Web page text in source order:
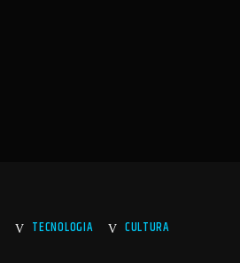
TECNOLOGIA CULTURA